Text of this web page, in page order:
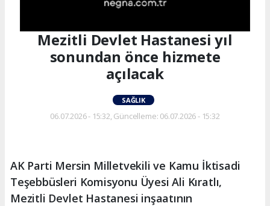
Mezitli Devlet Hastanesi yıl
sonundan önce hizmete
açılacak
SAĞLIK
06.07.2026 - 15:32, Güncelleme: 06.07.2026 - 15:32
AK Parti Mersin Milletvekili ve Kamu İktisadi
Teşebbüsleri Komisyonu Üyesi Ali Kıratlı,
Mezitli Devlet Hastanesi inşaatının